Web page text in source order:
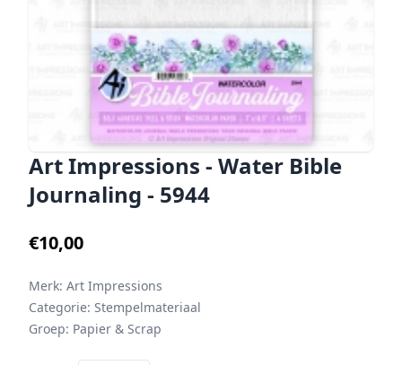
Art Impressions - Water Bible
Journaling - 5944
€10,00
Merk: Art Impressions
Categorie: Stempelmateriaal
Groep: Papier & Scrap